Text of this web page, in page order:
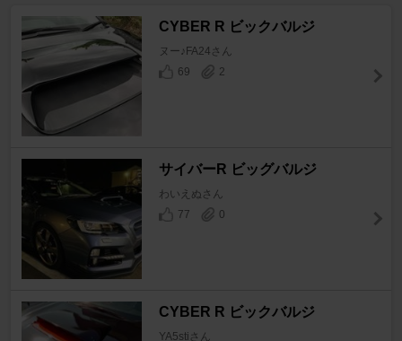
CYBER R ビックバルジ
ヌー♪FA24さん
69
2
サイバーR ビッグバルジ
わいえぬさん
77
0
CYBER R ビックバルジ
YA5stiさん